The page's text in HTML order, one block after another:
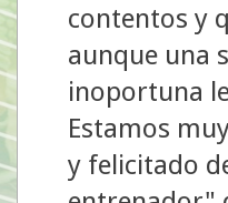
contentos y
aunque una
inoportuna
Estamos
y felicitado